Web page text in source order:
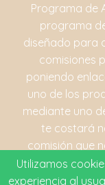
Programa de
programa
diseñado para
comisiones
poniendo
uno de los
mediante uno
te costará
comisión que
Amazon,
Amazon son
Utilizamos
experiencia al